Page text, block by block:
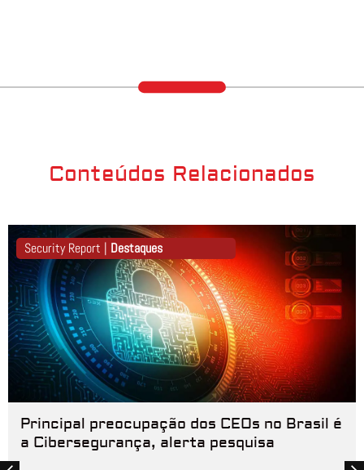
Conteúdos Relacionados
Security Report | Destaques
Principal preocupação dos CEOs no Brasil é
a Cibersegurança, alerta pesquisa